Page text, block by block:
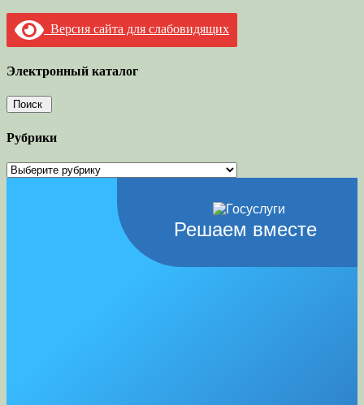
Версия сайта для слабовидящих
Электронный каталог
Рубрики
Рубрики
Решаем вместе